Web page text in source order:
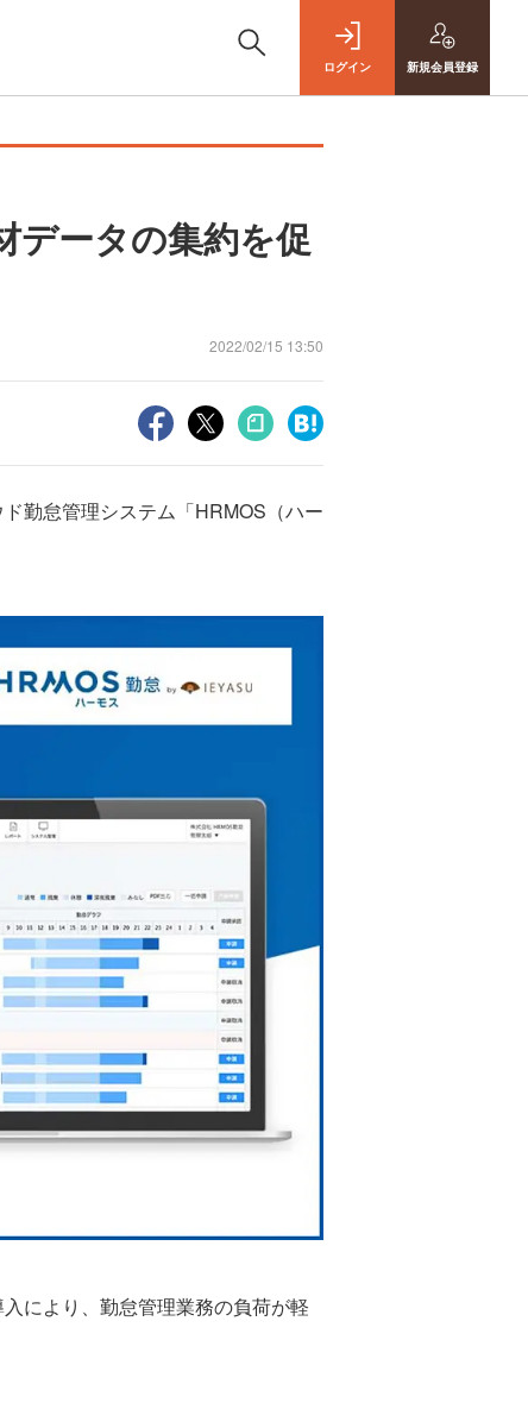
ログイン 新規会員登録
データの集約を促
2022/02/15 13:50
勤怠管理システム「HRMOS（ハー
により、勤怠管理業務の負荷が軽